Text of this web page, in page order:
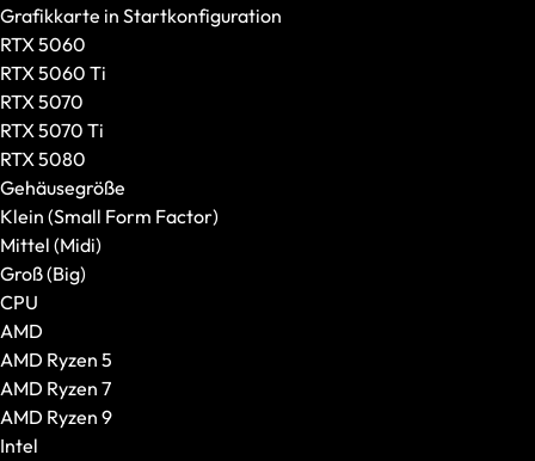
Grafikkarte in Startkonfiguration
RTX 5060
RTX 5060 Ti
RTX 5070
RTX 5070 Ti
RTX 5080
Gehäusegröße
Klein (Small Form Factor)
Mittel (Midi)
Groß (Big)
CPU
AMD
AMD Ryzen 5
AMD Ryzen 7
AMD Ryzen 9
Intel
Tastaturen
Alle anzeigen
Formfaktor
Switches